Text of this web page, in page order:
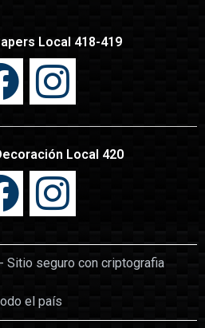
Local 418-419
Local 420
Sitio seguro con criptografia
el país